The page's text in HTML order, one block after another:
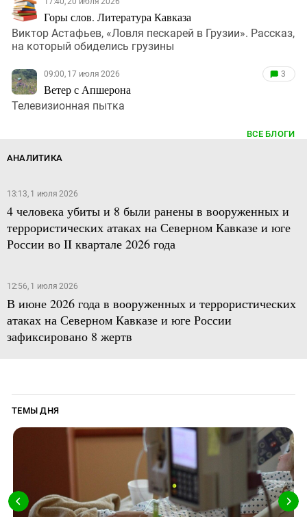
Горы слов. Литература Кавказа
Виктор Астафьев, «Ловля пескарей в Грузии». Рассказ,
на который обиделись грузины
09:00, 17 июля 2026
Ветер с Апшерона
3
Телевизионная пытка
ВСЕ БЛОГИ
АНАЛИТИКА
13:13, 1 июля 2026
4 человека убиты и 8 были ранены в вооруженных и
террористических атаках на Северном Кавказе и юге
России во II квартале 2026 года
12:56, 1 июля 2026
В июне 2026 года в вооруженных и террористических
атаках на Северном Кавказе и юге России
зафиксировано 8 жертв
ТЕМЫ ДНЯ